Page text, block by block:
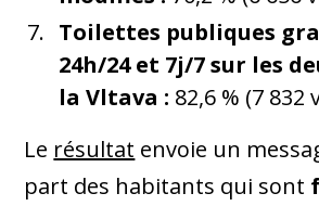
Toilettes publiques
24h/24 et 7j/7 sur les
la Vltava : 82,6 % (7 832
Le résultat envoie un
part des habitants qui sont